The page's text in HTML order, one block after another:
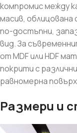
компромис между
масив, облицована
по-достъпни,
вид. За
от MDF или HDF
покрити с
равномерна
Размери и